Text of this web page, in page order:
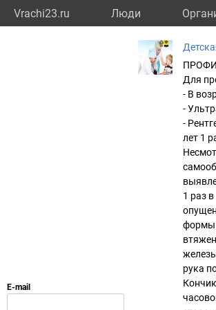
Vrachi23.ru Люди
Для
- В
-
-
лет 1
1 раз
формы
рука